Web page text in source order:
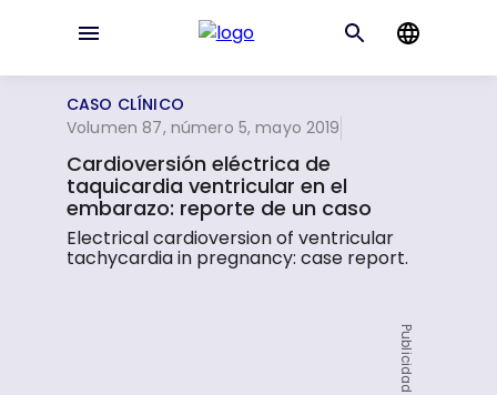
CASO CLÍNICO
Volumen 87, número 5, mayo 2019
Cardioversión eléctrica de
taquicardia ventricular en el
embarazo: reporte de un caso
Electrical cardioversion of ventricular
tachycardia in pregnancy: case report.
Publicidad